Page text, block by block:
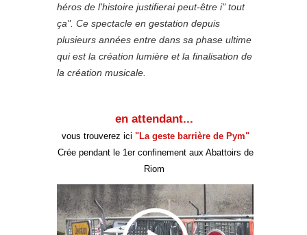
héros de l'histoire justifierai peut-être i" tout
ça". Ce spectacle en gestation depuis
plusieurs années entre dans sa phase ultime
qui est la création lumière et la finalisation de
la création musicale.
en attendant...
vous trouverez ici "La geste barrière de Pym"
Crée pendant le 1er confinement aux Abattoirs de
Riom